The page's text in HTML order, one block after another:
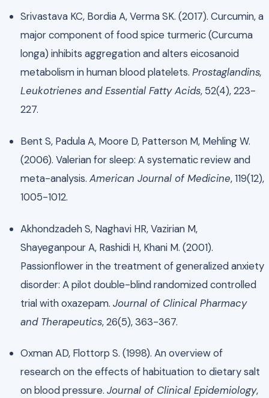
Srivastava KC, Bordia A, Verma SK. (2017). Curcumin, a
major component of food spice turmeric (Curcuma
longa) inhibits aggregation and alters eicosanoid
metabolism in human blood platelets. Prostaglandins,
Leukotrienes and Essential Fatty Acids, 52(4), 223-
227.
Bent S, Padula A, Moore D, Patterson M, Mehling W.
(2006). Valerian for sleep: A systematic review and
meta-analysis. American Journal of Medicine, 119(12),
1005-1012.
Akhondzadeh S, Naghavi HR, Vazirian M,
Shayeganpour A, Rashidi H, Khani M. (2001).
Passionflower in the treatment of generalized anxiety
disorder: A pilot double-blind randomized controlled
trial with oxazepam. Journal of Clinical Pharmacy
and Therapeutics, 26(5), 363-367.
Oxman AD, Flottorp S. (1998). An overview of
research on the effects of habituation to dietary salt
on blood pressure. Journal of Clinical Epidemiology,